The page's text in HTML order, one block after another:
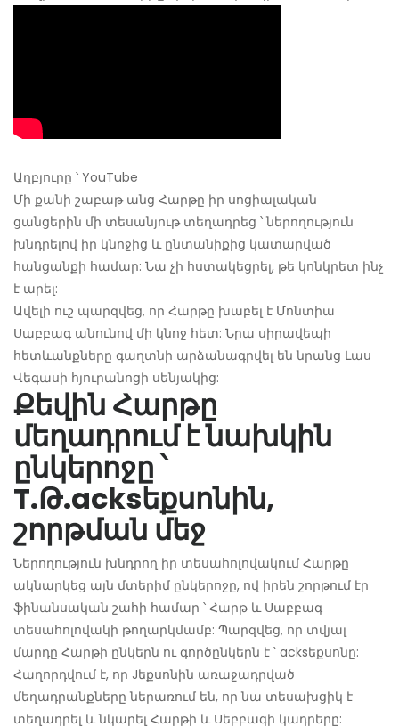
Աղբյուրը ՝ YouTube
Մի քանի շաբաթ անց Հարթը իր սոցիալական
ցանցերին մի տեսանյութ տեղադրեց ՝ ներողություն
խնդրելով իր կնոջից և ընտանիքից կատարված
հանցանքի համար: Նա չի հստակեցրել, թե կոնկրետ ինչ
է արել:
Ավելի ուշ պարզվեց, որ Հարթը խաբել է Մոնտիա
Սաբբագ անունով մի կնոջ հետ: Նրա սիրավեպի
հետևանքները գաղտնի արձանագրվել են նրանց Լաս
Վեգասի հյուրանոցի սենյակից:
Քեվին Հարթը
մեղադրում է նախկին
ընկերոջը ՝
T.Թ.acksեքսոնին,
շորթման մեջ
Ներողություն խնդրող իր տեսահոլովակում Հարթը
ակնարկեց այն մտերիմ ընկերոջը, ով իրեն շորթում էր
ֆինանսական շահի համար ՝ Հարթ և Սաբբագ
տեսահոլովակի թողարկմամբ: Պարզվեց, որ տվյալ
մարդը Հարթի ընկերն ու գործընկերն է ՝ acksեքսոնը:
Հաղորդվում է, որ Jեքսոնին առաջադրված
մեղադրանքները ներառում են, որ նա տեսախցիկ է
տեղադրել և նկարել Հարթի և Սեբբագի կադրերը: